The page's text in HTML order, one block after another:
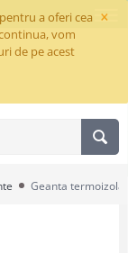
×
a oferi cea
vom
de pe acest
Geanta